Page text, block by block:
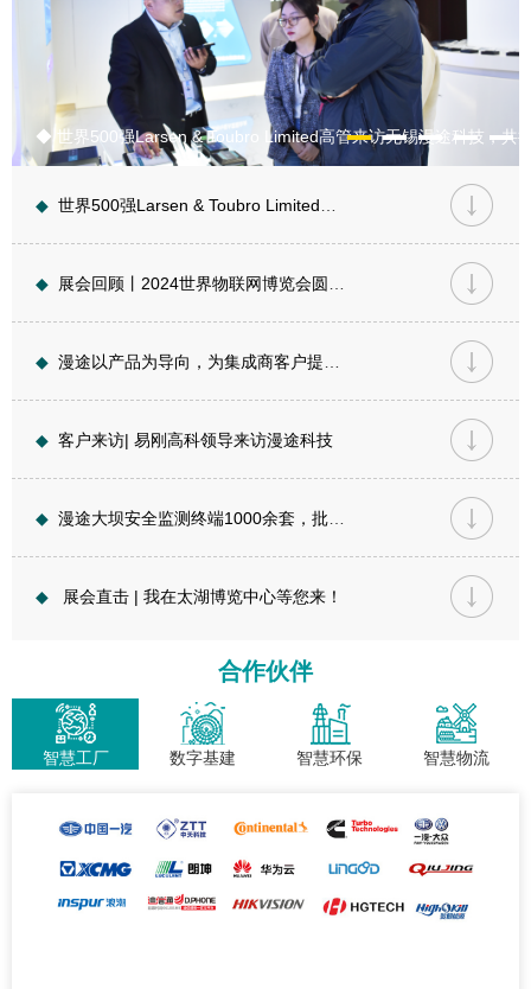
◆ 世界500强Larsen & Toubro Limited高管来访无锡漫途科技，共
◆ 世界500强Larsen & Toubro Limited高管来访无锡漫途科技，共探物联网合作新蓝图
◆ 展会回顾丨2024世界物联网博览会圆满落幕！
◆ 漫途以产品为导向，为集成商客户提供稳定、可靠的物联网终端设备！
◆ 客户来访| 易刚高科领导来访漫途科技
◆ 漫途大坝安全监测终端1000余套，批量部署在诸多中小型水库
◆ 展会直击 | 我在太湖博览中心等您来！
合作伙伴
智慧工厂 数字基建 智慧环保 智慧物流